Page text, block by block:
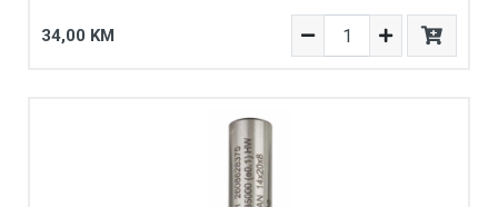
34,00 KM